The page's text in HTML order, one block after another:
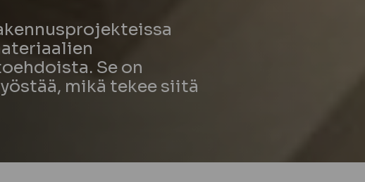
Se on
mikä tekee siitä